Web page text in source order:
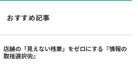
おすすめ記事
店舗の「見えない残業」をゼロにする『情報の
取捨選択術』